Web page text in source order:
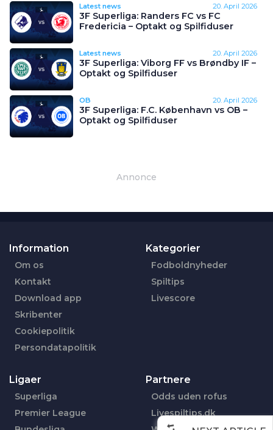
Latest news 20. April 2026
3F Superliga: Randers FC vs FC
Fredericia – Optakt og Spilfiduser
Latest news 20. April 2026
3F Superliga: Viborg FF vs Brøndby IF –
Optakt og Spilfiduser
OB 20. April 2026
3F Superliga: F.C. København vs OB –
Optakt og Spilfiduser
Annonce
Information
Om os
Kontakt
Download app
Skribenter
Cookiepolitik
Persondatapolitik
Kategorier
Fodboldnyheder
Spiltips
Livescore
Ligaer
Superliga
Premier League
Partnere
Odds uden rofus
Livespiltips.dk